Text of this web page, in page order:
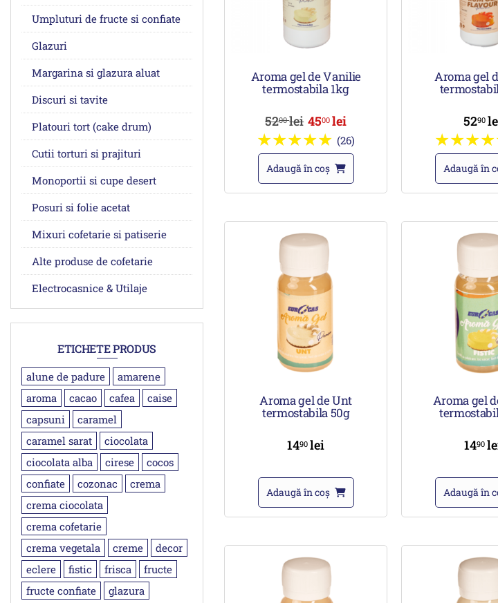
Umpluturi de fructe si confiate
Glazuri
Margarina si glazura aluat
Discuri si tavite
Platouri tort (cake drum)
Cutii torturi si prajituri
Monoportii si cupe desert
Posuri si folie acetat
Mixuri cofetarie si patiserie
Alte produse de cofetarie
Electrocasnice & Utilaje
ETICHETE PRODUS
alune de padure
amarene
aroma
cacao cafea
caise
capsuni
caramel
caramel sarat
ciocolata
ciocolata alba
cirese
cocos
confiate
cozonac
crema
crema ciocolata
crema cofetarie
crema vegetala
creme
decor
eclere
fistic frisca
fructe
fructe confiate
glazura
Aroma gel de Vanilie
termostabila 1kg
5200lei 4500lei
(26)
Adaugă în coș
Aroma gel
5290
Adaugă în
Aroma gel de Unt
termostabila 50g
1490lei
Adaugă în coș
Aroma gel
1490
Adaugă în